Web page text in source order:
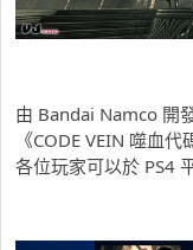
由 Bandai Namco 開
《CODE VEIN 噬血
各位玩家可以於 PS4